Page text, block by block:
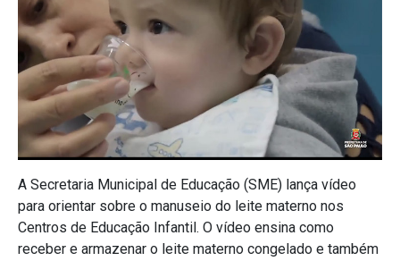
A Secretaria Municipal de Educação (SME) lança vídeo
para orientar sobre o manuseio do leite materno nos
Centros de Educação Infantil. O vídeo ensina como
receber e armazenar o leite materno congelado e também